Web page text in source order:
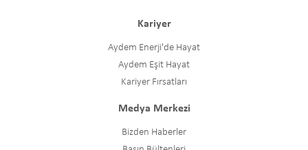
Kariyer
Aydem Enerji'de Hayat
Aydem Eşit Hayat
Kariyer Fırsatları
Medya Merkezi
Bizden Haberler